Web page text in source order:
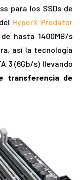
para los SSDs de
HyperX Predator
hasta 1400MB/s
así la tecnología
3 (6Gb/s) llevando
transferencia de